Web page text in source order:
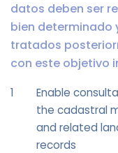
datos deben ser
bien determinado
tratados
con este objetivo
1
Enable
the cadastral
and related
records